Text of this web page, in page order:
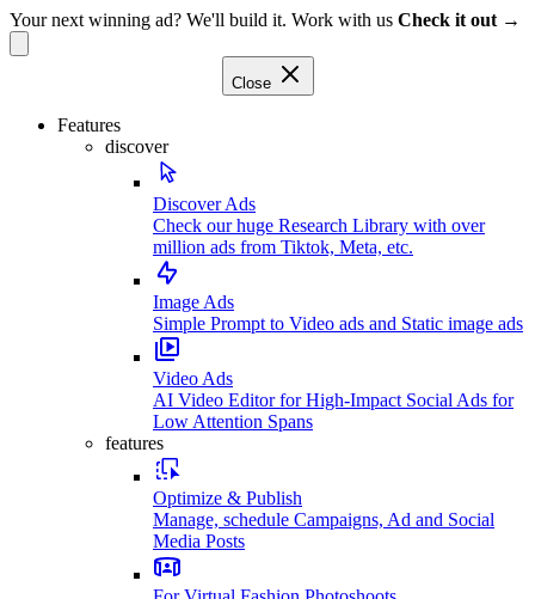
Your next winning ad? We'll build it. Work with us Check it out →
Close
Features
discover
Discover Ads
Check our huge Research Library with over
million ads from Tiktok, Meta, etc.
Image Ads
Simple Prompt to Video ads and Static image ads
Video Ads
AI Video Editor for High-Impact Social Ads for
Low Attention Spans
features
Optimize & Publish
Manage, schedule Campaigns, Ad and Social
Media Posts